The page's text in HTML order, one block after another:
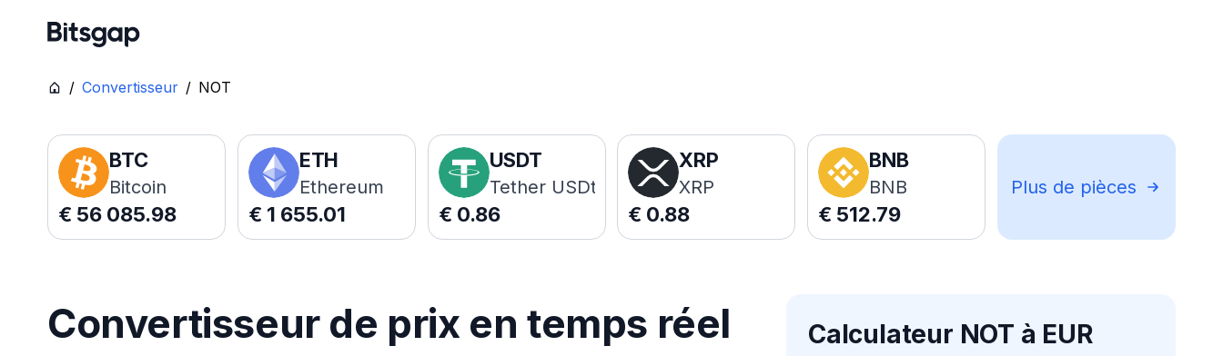
/ Convertisseur / NOT
BTC
Bitcoin
€ 56 085.98
ETH
Ethereum
€ 1 655.01
USDT
Tether USDt
€ 0.86
XRP
XRP
€ 0.88
BNB
BNB
€ 512.79
Plus de pièces
Convertisseur de prix en temps réel
Calculateur NOT à EUR